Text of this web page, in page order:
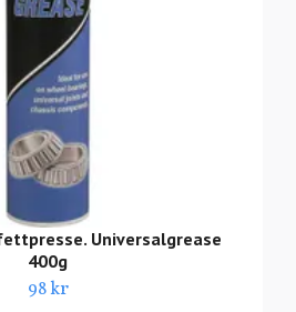
Universalgrease
400g
98 kr